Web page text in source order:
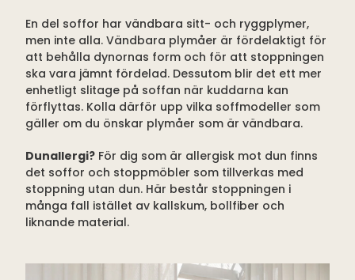
En del soffor har vändbara sitt- och ryggplymer,
men inte alla. Vändbara plymåer är fördelaktigt för
att behålla dynornas form och för att stoppningen
ska vara jämnt fördelad. Dessutom blir det ett mer
enhetligt slitage på soffan när kuddarna kan
förflyttas. Kolla därför upp vilka soffmodeller som
gäller om du önskar plymåer som är vändbara.
Dunallergi? För dig som är allergisk mot dun finns
det soffor och stoppmöbler som tillverkas med
stoppning utan dun. Här består stoppningen i
många fall istället av kallskum, bollfiber och
liknande material.